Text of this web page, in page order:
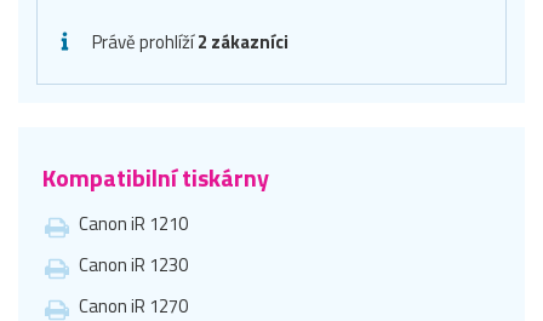
Právě prohlíží2 zákazníci
Kompatibilní tiskárny
Canon iR 1210
Canon iR 1230
Canon iR 1270